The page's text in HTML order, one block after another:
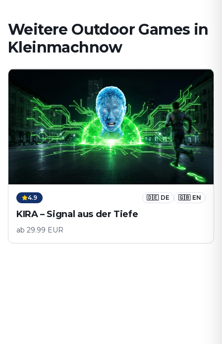
Weitere Outdoor Games in
Kleinmachnow⁠
4.9 🇩🇪 DE 🇬🇧 EN
KIRA – Signal aus der Tiefe
ab 29.99 EUR